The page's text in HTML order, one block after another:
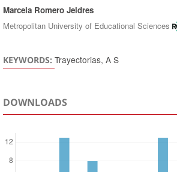
Authors
Marcela Romero Jeldres
Metropolitan University of Educational Sciences
KEYWORDS: Trayectorias, A S
DOWNLOADS